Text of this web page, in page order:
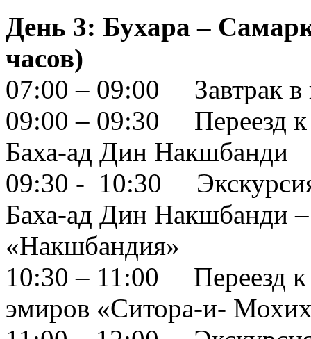
День 3: Бухара –
часов)
07:00 – 09:00 Завтрак в
09:00 – 09:30 Переезд к
Баха-ад Дин Накшбанди
09:30 - 10:30
Баха-ад Дин Накшбанди –
«Накшбандия»
10:30 – 11:00 Переезд к
эмиров «Ситора-и-